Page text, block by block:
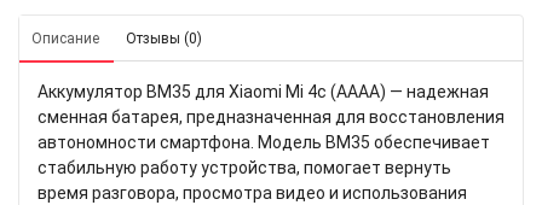
Описание Отзывы (0)
Аккумулятор BM35 для Xiaomi Mi 4c (AAAA) — надежная
сменная батарея, предназначенная для восстановления
автономности смартфона. Модель BM35 обеспечивает
стабильную работу устройства, помогает вернуть
время разговора, просмотра видео и использования